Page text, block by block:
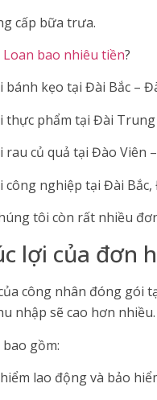
cấp bữa trưa.
bao nhiêu tiền?
kẹo tại Đài Bắc –
phẩm tại Đài
củ quả tại Đào Viên
nghiệp tại Đài Bắc,
tôi còn rất nhiều
lợi của đơn
công nhân đóng gói
nhập sẽ cao hơn nhiều.
gồm:
lao động và bảo